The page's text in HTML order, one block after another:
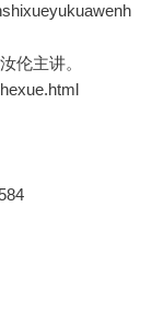
伦主讲。